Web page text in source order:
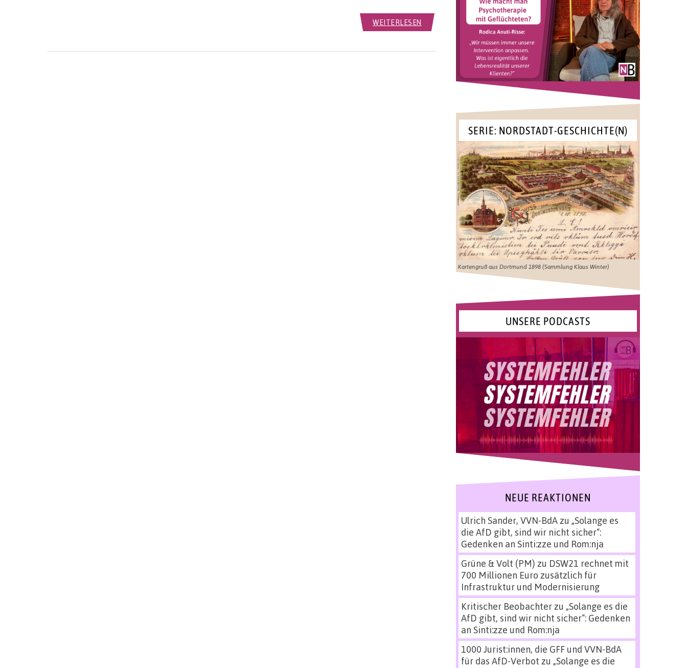
WEITERLESEN
SERIE: NORDSTADT-GESCHICHTE(N)
Kartengruß aus Dortmund 1898 (Sammlung Klaus Winter)
UNSERE PODCASTS
NEUE REAKTIONEN
Ulrich Sander, VVN-BdAzu „Solange es
die AfD gibt, sind wir nicht sicher“:
Gedenken an Sinti:zze und Rom:nja
Grüne & Volt (PM) zu DSW21 rechnet mit
700 Millionen Euro zusätzlich für
Infrastruktur und Modernisierung
Kritischer Beobachterzu „Solange es die
AfD gibt, sind wir nicht sicher“: Gedenken
an Sinti:zze und Rom:nja
1000 Jurist:innen, die GFF und VVN-BdA
für das AfD-Verbot zu „Solange es die